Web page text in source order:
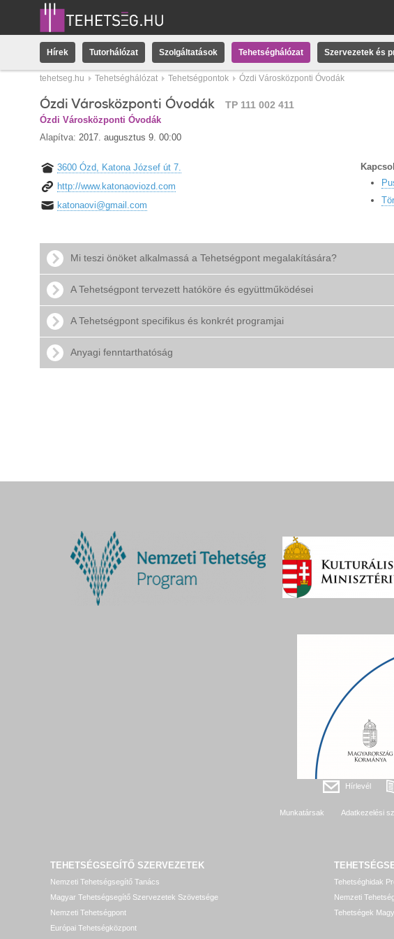
Hírek Tutorhálózat Szolgáltatások Tehetséghálózat Szervezetek és
tehetseg.hu Tehetséghálózat Tehetségpontok Ózdi Városközponti Óvodák
Ózdi Városközponti Óvodák TP 111 002 411
Ózdi Városközponti Óvodák
Alapítva: 2017. augusztus 9. 00:00
3600 Ózd, Katona József út 7.
http://www.katonaoviozd.com
katonaovi@gmail.com
Mi teszi önöket alkalmassá a Tehetségpont megalakítására?
A Tehetségpont tervezett hatóköre és együttműködései
A Tehetségpont specifikus és konkrét programjai
Anyagi fenntarthatóság
Hírlevél
Munkatársak Adatkezelési
TEHETSÉGSEGÍTŐ SZERVEZETEK
Nemzeti Tehetségsegítő Tanács
Magyar Tehetségsegítő Szervezetek Szövetsége
Nemzeti Tehetségpont
Európai Tehetségközpont
Tehetséghidak
Nemzeti
Tehetségek